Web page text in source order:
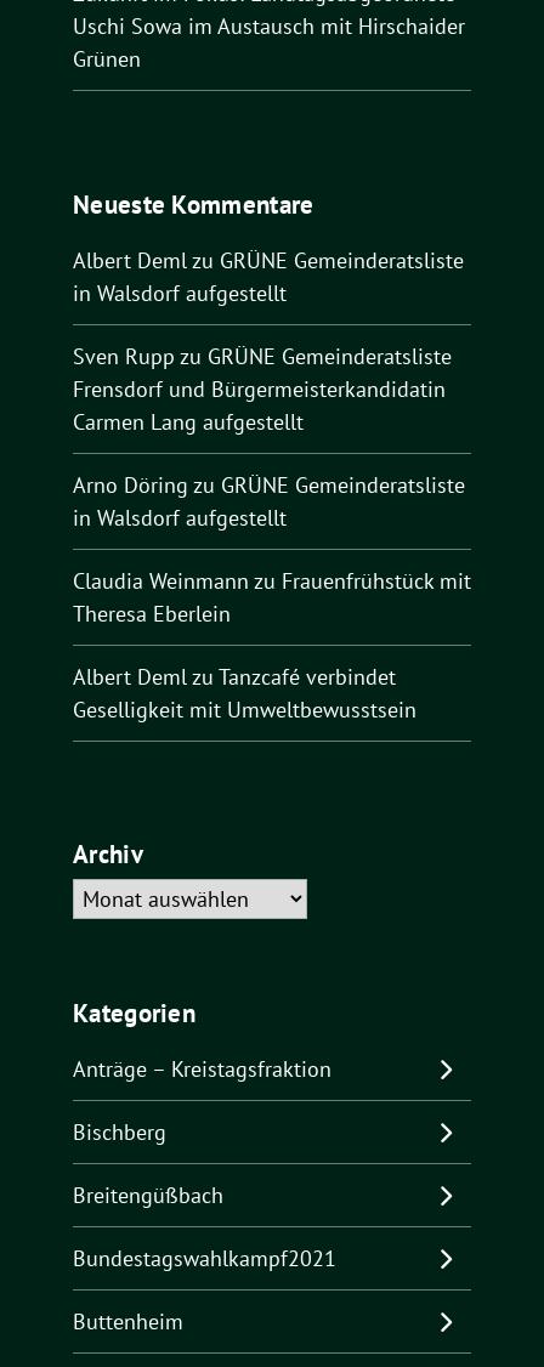
Uschi Sowa im Austausch mit Hirschaider
Grünen
Neueste Kommentare
Albert Deml zu GRÜNE Gemeinderatsliste
in Walsdorf aufgestellt
Sven Rupp zu GRÜNE Gemeinderatsliste
Frensdorf und Bürgermeisterkandidatin
Carmen Lang aufgestellt
Arno Döring zu GRÜNE Gemeinderatsliste
in Walsdorf aufgestellt
Claudia Weinmann zu Frauenfrühstück mit
Theresa Eberlein
Albert Deml zu Tanzcafé verbindet
Geselligkeit mit Umweltbewusstsein
Archiv
Archiv
Kategorien
Anträge – Kreistagsfraktion
Bischberg
Breitengüßbach
Bundestagswahlkampf2021
Buttenheim